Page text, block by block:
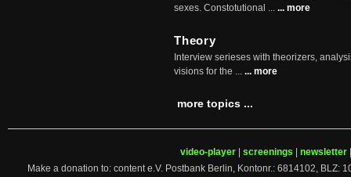
sexes. Constotutional ... ... more
Theory
Interview serieses with theorizers,
visions for the ... ... more
more topics ...
video-player screenings newsletter
Make a donation to: content e.V. Postbank Berlin, Kontonr.: 6814102, BLZ: